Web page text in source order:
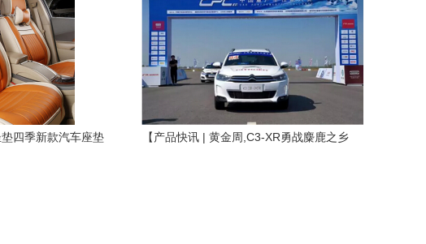
垫四季新款汽车座垫
【产品快讯 | 黄金周,C3-XR勇战麋鹿之乡